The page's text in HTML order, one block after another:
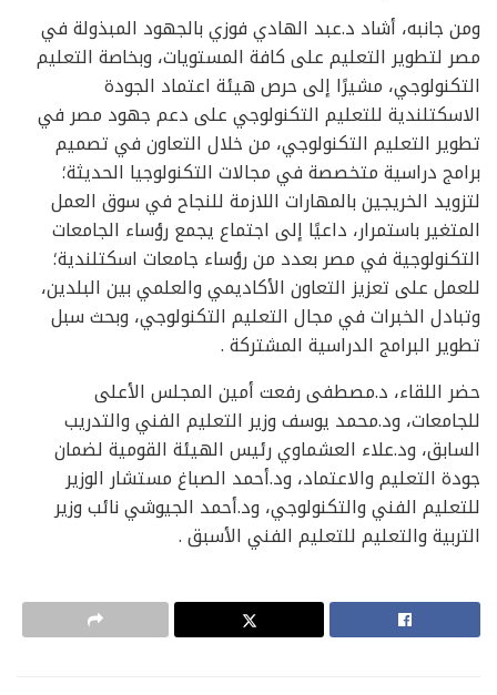
ومن جانبه، أشاد د.عبد الهادي فوزي بالجهود المبذولة في
مصر لتطوير التعليم على كافة المستويات، وبخاصة التعليم
التكنولوجي، مشيرًا إلى حرص هيئة اعتماد الجودة
الاسكتلندية للتعليم التكنولوجي على دعم جهود مصر في
تطوير التعليم التكنولوجي، من خلال التعاون في تصميم
برامج دراسية متخصصة في مجالات التكنولوجيا الحديثة؛
لتزويد الخريجين بالمهارات اللازمة للنجاح في سوق العمل
المتغير باستمرار، داعيًا إلى اجتماع يجمع رؤساء الجامعات
التكنولوجية في مصر بعدد من رؤساء جامعات اسكتلندية؛
للعمل على تعزيز التعاون الأكاديمي والعلمي بين البلدين،
وتبادل الخبرات في مجال التعليم التكنولوجي، وبحث سبل
تطوير البرامج الدراسية المشتركة .
حضر اللقاء، د.مصطفى رفعت أمين المجلس الأعلى
للجامعات، ود.محمد يوسف وزير التعليم الفني والتدريب
السابق، ود.علاء العشماوي رئيس الهيئة القومية لضمان
جودة التعليم والاعتماد، ود.أحمد الصباغ مستشار الوزير
للتعليم الفني والتكنولوجي، ود.أحمد الجيوشي نائب وزير
التربية والتعليم للتعليم الفني الأسبق .